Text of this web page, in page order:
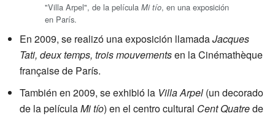
"Villa Arpel", de la película Mi tío, en una exposición
en París.
En 2009, se realizó una exposición llamadaJacques
Tati, deux temps, trois mouvementsen la Cinémathèque
française de París.
También en 2009, se exhibió la Villa Arpel (un decorado
de la películaMi tío) en el centro cultural Cent Quatrede